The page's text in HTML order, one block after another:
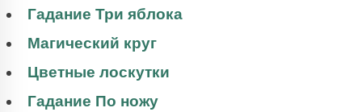
Гадание Три яблока
Магический круг
Цветные лоскутки
Гадание По ножу